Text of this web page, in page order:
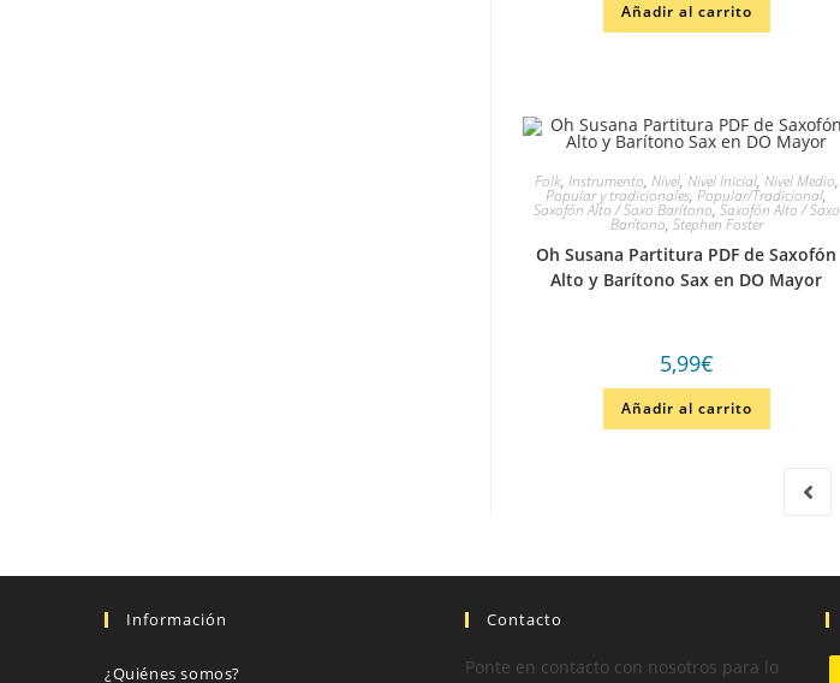
Añadir al carrito
Folk, Instrumento, Nivel, Nivel Inicial, Nivel Medio,
Popular y tradicionales,Popular/Tradicional,
Saxofón Alto / Saxo Barítono, Saxofón Alto / Saxo
Barítono, Stephen Foster
Oh Susana Partitura PDF de Saxofón
Alto y Barítono Sax en DO Mayor
5,99€
Añadir al carrito
Información
¿Quiénes somos?
Contacto
Ponte en contacto con nosotros para lo